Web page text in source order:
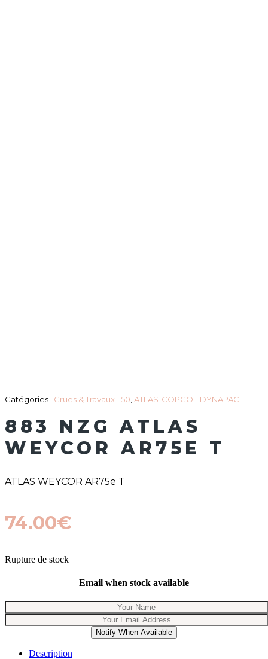
Catégories : Grues & Travaux 1:50,ATLAS-COPCO - DYNAPAC
883 NZG ATLAS
WEYCOR AR75E T
ATLAS WEYCOR AR75e T
74.00€
Rupture de stock
Email when stock available
Notify When Available
Description